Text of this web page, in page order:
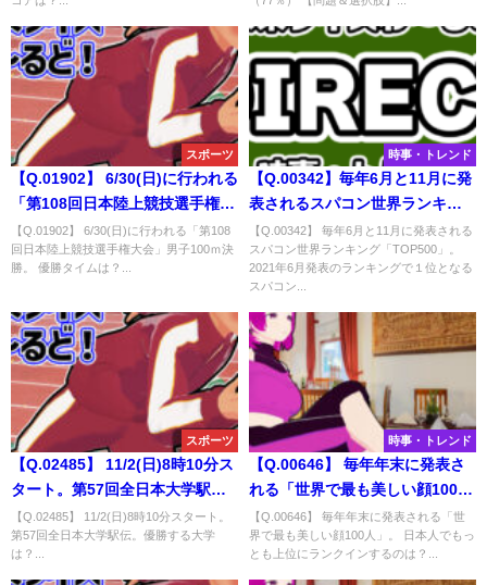
スポーツ
【Q.01902】 6/30(日)に行われる
「第108回日本陸上競技選手権大
会」男子100ｍ決勝。 優勝タイ
ムは？
【Q.01902】 6/30(日)に行われる「第108
回日本陸上競技選手権大会」男子100ｍ決
勝。 優勝タイムは？...
時事・トレンド
【Q.00342】毎年6月と11月に発
表されるスパコン世界ランキン
グ「TOP500」。2021年6月発表
のランキングで１位となるスパ
コンは？
【Q.00342】 毎年6月と11月に発表される
スパコン世界ランキング「TOP500」。
2021年6月発表のランキングで１位となる
スパコン...
スポーツ
【Q.02485】 11/2(日)8時10分ス
タート。第57回全日本大学駅
伝。優勝する大学は？
【Q.02485】 11/2(日)8時10分スタート。
第57回全日本大学駅伝。優勝する大学
は？...
時事・トレンド
【Q.00646】 毎年年末に発表さ
れる「世界で最も美しい顔100
人」。 日本人でもっとも上位に
ランクインするのは？
【Q.00646】 毎年年末に発表される「世
界で最も美しい顔100人」。 日本人でもっ
とも上位にランクインするのは？...